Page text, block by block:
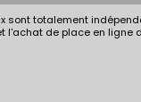
sont totalement
l'achat de place en ligne